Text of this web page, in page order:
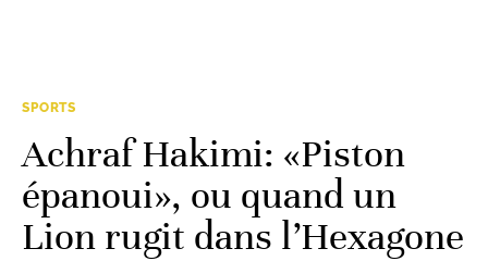
SPORTS
Achraf Hakimi: «Piston
épanoui», ou quand un
Lion rugit dans l’Hexagone